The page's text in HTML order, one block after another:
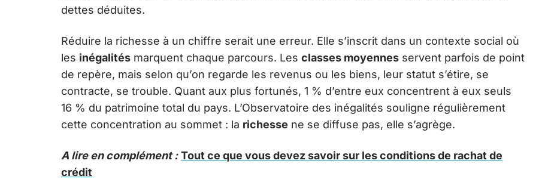
dettes déduites.
Réduire la richesse à un chiffre serait une erreur. Elle s’inscrit dans un contexte social où
les inégalités marquent chaque parcours. Les classes moyennes servent parfois de point
de repère, mais selon qu’on regarde les revenus ou les biens, leur statut s’étire, se
contracte, se trouble. Quant aux plus fortunés, 1 % d’entre eux concentrent à eux seuls
16 % du patrimoine total du pays. L’Observatoire des inégalités souligne régulièrement
cette concentration au sommet : la richesse ne se diffuse pas, elle s’agrège.
A lire en complément : Tout ce que vous devez savoir sur les conditions de rachat de
crédit